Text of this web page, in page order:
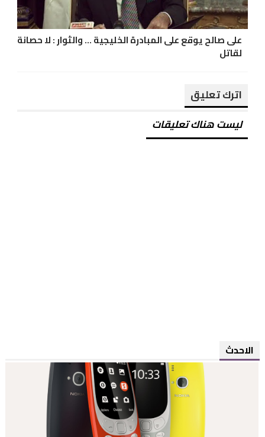
على صالح يوقع على المبادرة الخليجية ... والثوار : لا حصانة
لقاتل
اترك تعليق
ليست هناك تعليقات
الاحدث